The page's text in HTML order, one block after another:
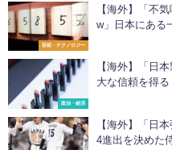
芸術・テクノロジー
【海外】「不
w」日本にある
政治・経済
【海外】「日
大な信頼を得る
【海外】「日
4進出を決めた